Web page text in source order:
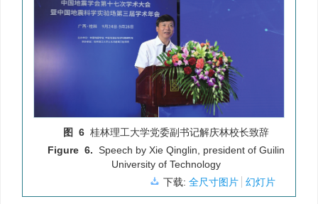
图 6 桂林理工大学党委副书记解庆林校长致辞
Figure 6. Speech by Xie Qinglin, president of Guilin
University of Technology
下载: 全尺寸图片 幻灯片